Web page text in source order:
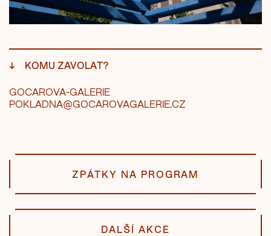
↓ KOMU ZAVOLAT?
GOCAROVA-GALERIE
POKLADNA@GOCAROVAGALERIE.CZ
ZPÁTKY NA PROGRAM
DALŠÍ AKCE